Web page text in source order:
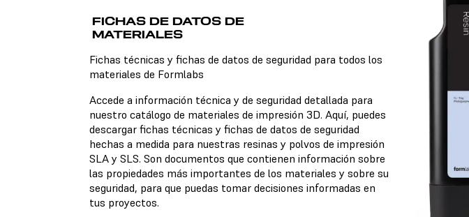
Fichas técnicas
disponible para el material
elegido.
Fichas de datos de
seguridad
No hay una ficha de datos de
seguridad disponible para el
material elegido.
FICHAS DE DATOS DE
MATERIALES
Fichas técnicas y fichas de datos de seguridad para todos los
materiales de Formlabs
Accede a información técnica y de seguridad detallada para
nuestro catálogo de materiales de impresión 3D. Aquí, puedes
descargar fichas técnicas y fichas de datos de seguridad
hechas a medida para nuestras resinas y polvos de impresión
SLA y SLS. Son documentos que contienen información sobre
las propiedades más importantes de los materiales y sobre su
seguridad, para que puedas tomar decisiones informadas en
tus proyectos.